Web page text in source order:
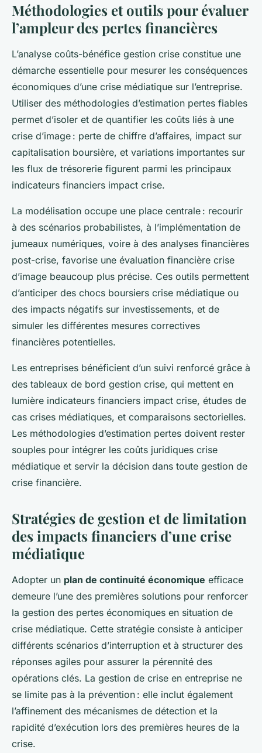
Méthodologies et outils pour évaluer
l’ampleur des pertes financières
L’analyse coûts-bénéfice gestion crise constitue une
démarche essentielle pour mesurer les conséquences
économiques d’une crise médiatique sur l’entreprise.
Utiliser des méthodologies d’estimation pertes fiables
permet d’isoler et de quantifier les coûts liés à une
crise d’image : perte de chiffre d’affaires, impact sur
capitalisation boursière, et variations importantes sur
les flux de trésorerie figurent parmi les principaux
indicateurs financiers impact crise.
La modélisation occupe une place centrale : recourir
à des scénarios probabilistes, à l’implémentation de
jumeaux numériques, voire à des analyses financières
post-crise, favorise une évaluation financière crise
d’image beaucoup plus précise. Ces outils permettent
d’anticiper des chocs boursiers crise médiatique ou
des impacts négatifs sur investissements, et de
simuler les différentes mesures correctives
financières potentielles.
Les entreprises bénéficient d’un suivi renforcé grâce à
des tableaux de bord gestion crise, qui mettent en
lumière indicateurs financiers impact crise, études de
cas crises médiatiques, et comparaisons sectorielles.
Les méthodologies d’estimation pertes doivent rester
souples pour intégrer les coûts juridiques crise
médiatique et servir la décision dans toute gestion de
crise financière.
Stratégies de gestion et de limitation
des impacts financiers d’une crise
médiatique
Adopter un plan de continuité économique efficace
demeure l’une des premières solutions pour renforcer
la gestion des pertes économiques en situation de
crise médiatique. Cette stratégie consiste à anticiper
différents scénarios d’interruption et à structurer des
réponses agiles pour assurer la pérennité des
opérations clés. La gestion de crise en entreprise ne
se limite pas à la prévention : elle inclut également
l’affinement des mécanismes de détection et la
rapidité d’exécution lors des premières heures de la
crise.